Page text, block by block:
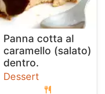
Panna cotta al
caramello (salato)
dentro.
Dessert